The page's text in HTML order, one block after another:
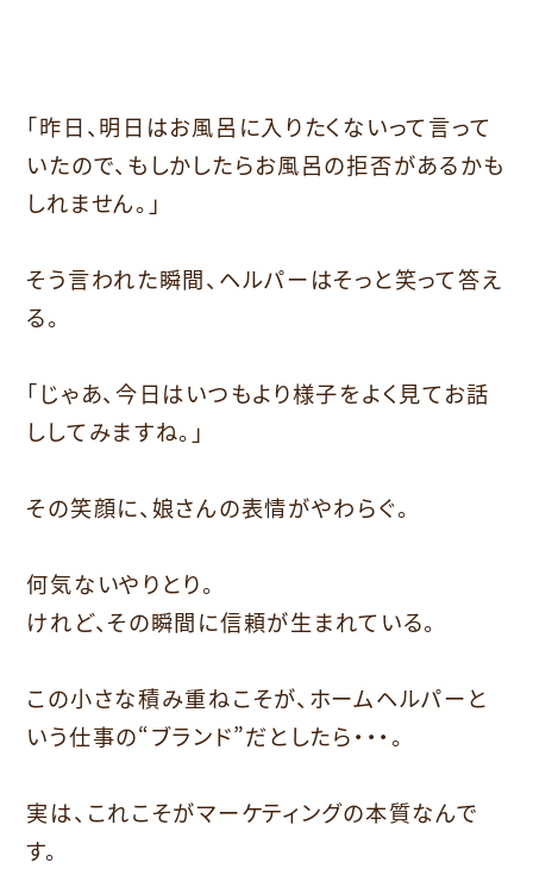
「昨日、明日はお風呂に入りたくないって言って
いたので、もしかしたらお風呂の拒否があるかも
しれません。」
そう言われた瞬間、ヘルパーはそっと笑って答え
る。
「じゃあ、今日はいつもより様子をよく見てお話
ししてみますね。」
その笑顔に、娘さんの表情がやわらぐ。
何気ないやりとり。
けれど、その瞬間に信頼が生まれている。
この小さな積み重ねこそが、ホームヘルパーと
いう仕事の“ブランド”だとしたら・・・。
実は、これこそがマーケティングの本質なんで
す。